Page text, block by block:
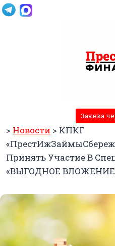
Перейти
Заявка
> Новости > КПКГ
Принять Участие В
«ВЫГОДНОЕ